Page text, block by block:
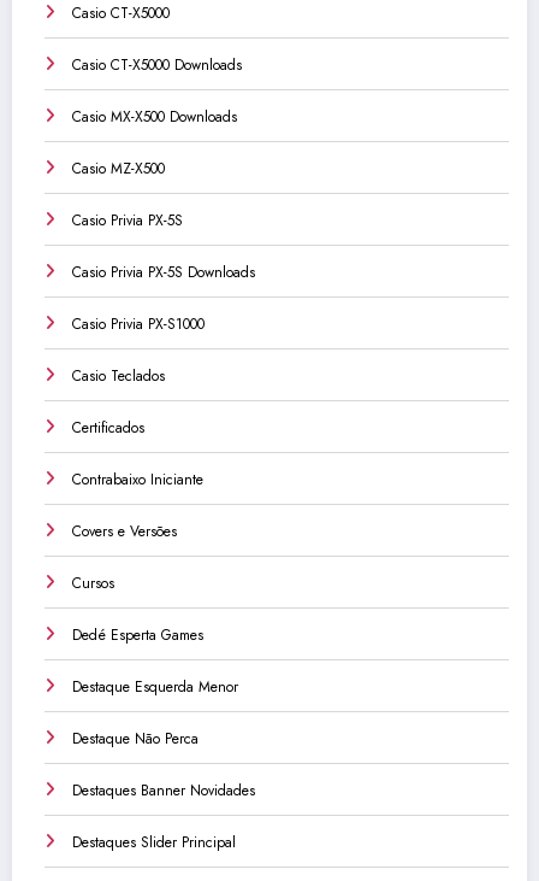
Casio CT-X5000
Casio CT-X5000 Downloads
Casio MX-X500 Downloads
Casio MZ-X500
Casio Privia PX-5S
Casio Privia PX-5S Downloads
Casio Privia PX-S1000
Casio Teclados
Certificados
Contrabaixo Iniciante
Covers e Versões
Cursos
Dedé Esperta Games
Destaque Esquerda Menor
Destaque Não Perca
Destaques Banner Novidades
Destaques Slider Principal